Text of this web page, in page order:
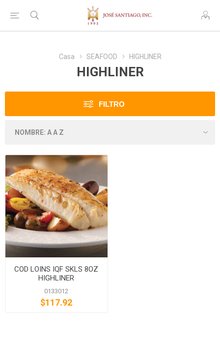
Casa SEAFOOD HIGHLINER
HIGHLINER
FILTRO
COD LOINS IQF SKLS 8OZ
HIGHLINER
0133012
$117.92